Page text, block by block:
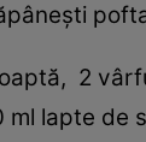
2
lapte de